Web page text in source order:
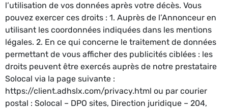
l’utilisation de vos données après votre décès. Vous
pouvez exercer ces droits : 1. Auprès de l’Annonceur en
utilisant les coordonnées indiquées dans les mentions
légales. 2. En ce qui concerne le traitement de données
permettant de vous afficher des publicités ciblées : les
droits peuvent être exercés auprès de notre prestataire
Solocal via la page suivante :
https://client.adhslx.com/privacy.html ou par courier
postal : Solocal – DPO sites, Direction juridique – 204,